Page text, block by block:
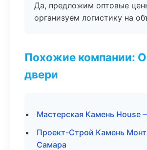
Да, предложим оптовые
организуем логистику на
Похожие компании:
двери
Мастерская Камень House
Проект-Строй Камень
Самара